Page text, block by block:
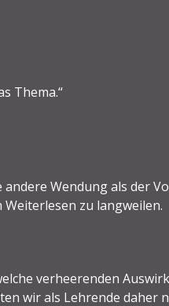
Thema.“
Wendung als der
zu langweilen.
verheerenden
wir als Lehrende daher